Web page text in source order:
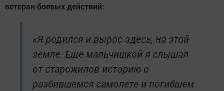
ветеран боевых действий:
«Я родился и вырос здесь, на этой
земле. Еще мальчишкой я слышал
от старожилов историю о
разбившемся самолете и погибшем